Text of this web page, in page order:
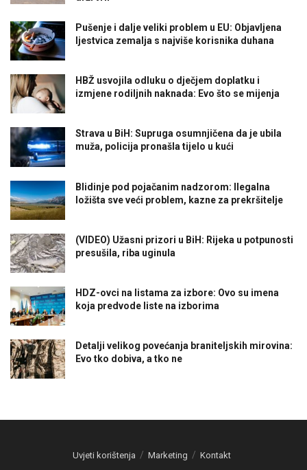
Pušenje i dalje veliki problem u EU: Objavljena
ljestvica zemalja s najviše korisnika duhana
HBŽ usvojila odluku o dječjem doplatku i
izmjene rodiljnih naknada: Evo što se mijenja
Strava u BiH: Supruga osumnjičena da je ubila
muža, policija pronašla tijelo u kući
Blidinje pod pojačanim nadzorom: Ilegalna
ložišta sve veći problem, kazne za prekršitelje
(VIDEO) Užasni prizori u BiH: Rijeka u potpunosti
presušila, riba uginula
HDZ-ovci na listama za izbore: Ovo su imena
koja predvode liste na izborima
Detalji velikog povećanja braniteljskih mirovina:
Evo tko dobiva, a tko ne
Uvjeti korištenja Marketing Kontakt